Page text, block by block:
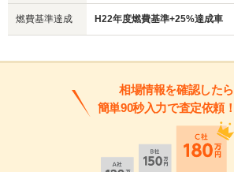
燃費基準達成 H22年度燃費基準+25%達成車
相場情報を確認したら
簡単90秒入力で査定依頼！